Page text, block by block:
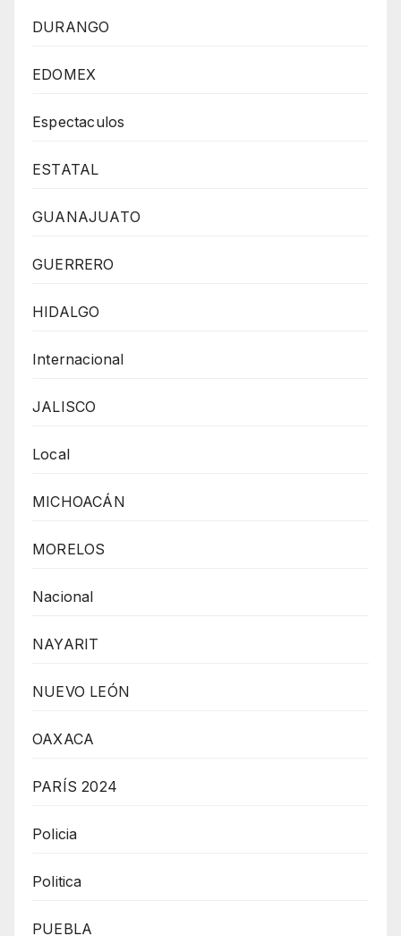
DURANGO
EDOMEX
Espectaculos
ESTATAL
GUANAJUATO
GUERRERO
HIDALGO
Internacional
JALISCO
Local
MICHOACÁN
MORELOS
Nacional
NAYARIT
NUEVO LEÓN
OAXACA
PARÍS 2024
Policia
Politica
PUEBLA